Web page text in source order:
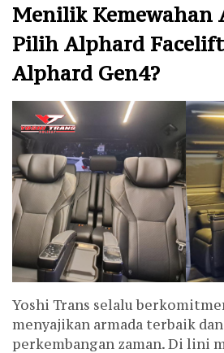
Menilik Kemewahan
Pilih Alphard
Alphard Gen4?
Yoshi Trans selalu
menyajikan armada terbaik
perkembangan zaman. Di lini